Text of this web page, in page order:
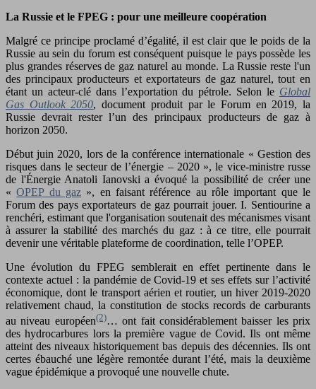
La Russie et le FPEG : pour une meilleure coopération
Malgré ce principe proclamé d’égalité, il est clair que le poids de la
Russie au sein du forum est conséquent puisque le pays possède les
plus grandes réserves de gaz naturel au monde. La Russie reste l'un
des principaux producteurs et exportateurs de gaz naturel, tout en
étant un acteur-clé dans l’exportation du pétrole. Selon le Global
Gas Outlook 2050, document produit par le Forum en 2019, la
Russie devrait rester l’un des principaux producteurs de gaz à
horizon 2050.
Début juin 2020, lors de la conférence internationale « Gestion des
risques dans le secteur de l’énergie – 2020 », le vice-ministre russe
de l'Énergie Anatoli Ianovski a évoqué la possibilité de créer une
«OPEP du gaz », en faisant référence au rôle important que le
Forum des pays exportateurs de gaz pourrait jouer. I. Sentiourine a
renchéri, estimant que l'organisation soutenait des mécanismes visant
à assurer la stabilité des marchés du gaz : à ce titre, elle pourrait
devenir une véritable plateforme de coordination, telle l’OPEP.
Une évolution du FPEG semblerait en effet pertinente dans le
contexte actuel : la pandémie de Covid-19 et ses effets sur l’activité
économique, dont le transport aérien et routier, un hiver 2019-2020
relativement chaud, la constitution de stocks records de carburants
au niveau européen(2)… ont fait considérablement baisser les prix
des hydrocarbures lors la première vague de Covid. Ils ont même
atteint des niveaux historiquement bas depuis des décennies. Ils ont
certes ébauché une légère remontée durant l’été, mais la deuxième
vague épidémique a provoqué une nouvelle chute.